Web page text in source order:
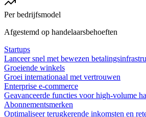
Per bedrijfsmodel
Afgestemd op handelaarsbehoeften
Startups
Lanceer snel met bewezen
Groeiende winkels
Groei internationaal met vertrouwen
Enterprise e-commerce
Geavanceerde functies voor high-volume
Abonnementsmerken
Optimaliseer terugkerende inkomsten en